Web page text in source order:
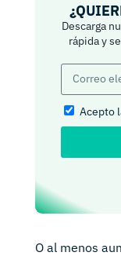
Descarga
rápida y
Acepto
O al menos